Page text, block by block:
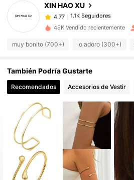
XIN HAO XU
4.77 1.1K Seguidores
4.77 1.1K Seguidores
4.77
1.1K Seguidores
1.1K Seguidores
1.1K Seguidores
45K Vendido recientemente
muy bonito (700+) lo adoro (300+)
También Podría Gustarte
Recomendados Accesorios de Vestir